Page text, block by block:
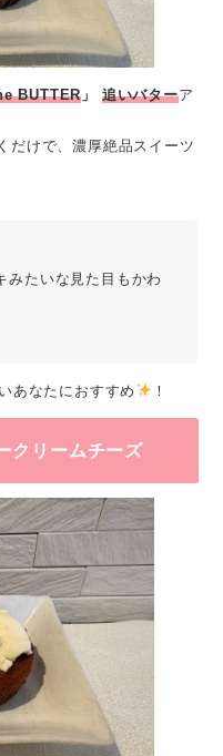
BUTTER 」 追いバターア
だけで、濃厚絶品スイーツ
みたいな見た目もかわ
あなたにおすすめ ！
クリームチーズ